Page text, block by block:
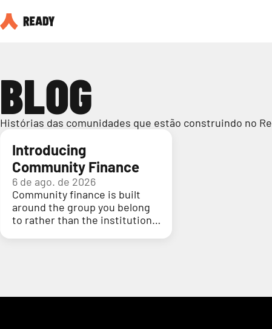
BLOG
Histórias das comunidades que estão construindo no
Introducing
Community Finance
6 de ago. de 2026
Community finance is built
around the group you belong
to rather than the institution